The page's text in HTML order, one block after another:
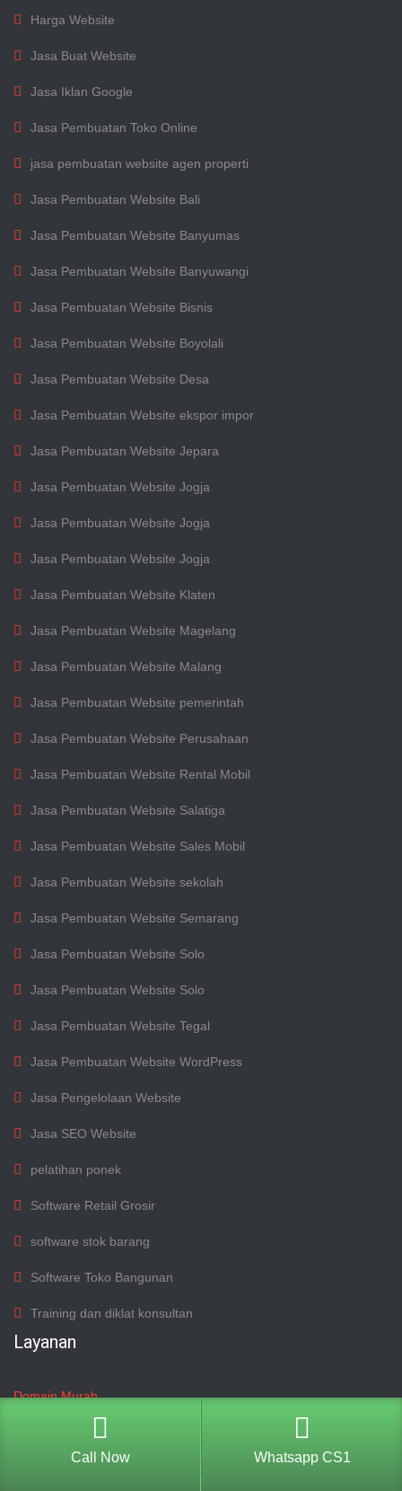
Harga Website
Jasa Buat Website
Jasa Iklan Google
Jasa Pembuatan Toko Online
jasa pembuatan website agen properti
Jasa Pembuatan Website Bali
Jasa Pembuatan Website Banyumas
Jasa Pembuatan Website Banyuwangi
Jasa Pembuatan Website Bisnis
Jasa Pembuatan Website Boyolali
Jasa Pembuatan Website Desa
Jasa Pembuatan Website ekspor impor
Jasa Pembuatan Website Jepara
Jasa Pembuatan Website Jogja
Jasa Pembuatan Website Jogja
Jasa Pembuatan Website Jogja
Jasa Pembuatan Website Klaten
Jasa Pembuatan Website Magelang
Jasa Pembuatan Website Malang
Jasa Pembuatan Website pemerintah
Jasa Pembuatan Website Perusahaan
Jasa Pembuatan Website Rental Mobil
Jasa Pembuatan Website Salatiga
Jasa Pembuatan Website Sales Mobil
Jasa Pembuatan Website sekolah
Jasa Pembuatan Website Semarang
Jasa Pembuatan Website Solo
Jasa Pembuatan Website Solo
Jasa Pembuatan Website Tegal
Jasa Pembuatan Website WordPress
Jasa Pengelolaan Website
Jasa SEO Website
pelatihan ponek
Software Retail Grosir
software stok barang
Software Toko Bangunan
Training dan diklat konsultan
Layanan
Domain Murah
Cloud Hosting Murah
Jasa Pembuatan Situs Website
Call Now Whatsapp CS1